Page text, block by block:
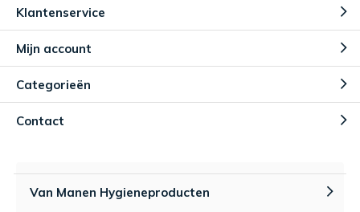
Klantenservice
Mijn account
Categorieën
Contact
Van Manen Hygieneproducten